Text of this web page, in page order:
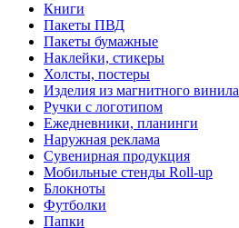
Книги
Пакеты ПВД
Пакеты бумажные
Наклейки, стикеры
Холсты, постеры
Изделия из магнитного винила
Ручки с логотипом
Ежедневники, планинги
Наружная реклама
Сувенирная продукция
Мобильные стенды Roll-up
Блокноты
Футболки
Папки